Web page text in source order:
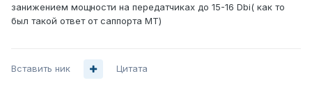
занижением мощности на передатчиках до 15-16 Dbi( как то
был такой ответ от саппорта МТ)
Вставить ник Цитата